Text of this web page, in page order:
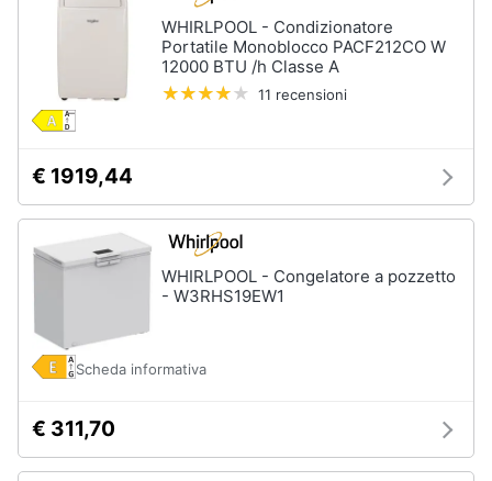
WHIRLPOOL - Condizionatore
Portatile Monoblocco PACF212CO W
12000 BTU /h Classe A
11 recensioni
€ 1919,44
WHIRLPOOL - Congelatore a pozzetto
- W3RHS19EW1
Scheda informativa
€ 311,70